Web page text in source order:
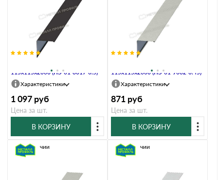
115х115х2000 (ПЭ-01-8017-0.5)
Характеристики
1 097 руб
Цена за шт.
В КОРЗИНУ
115х115х2000 (ПЭ-01-9002-0.45)
Характеристики
871 руб
Цена за шт.
В КОРЗИНУ
В наличии В наличии